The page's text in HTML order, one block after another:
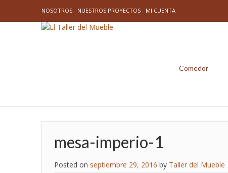
NOSOTROS NUESTROS PROYECTOS MI CUENTA
Comedor
mesa-imperio-1
Posted on septiembre 29, 2016 by Taller del Mueble